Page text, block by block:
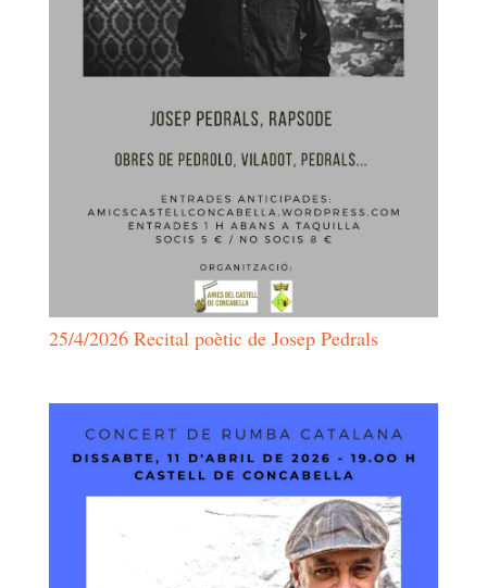
25/4/2026 Recital poètic de Josep Pedrals